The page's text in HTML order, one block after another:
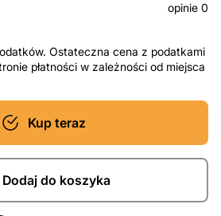
opinie 0
Ostateczna cena z podatkami
płatności w zależności od miejsca
Kup teraz
Dodaj do koszyka